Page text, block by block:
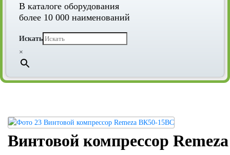
В каталоге оборудования
более 10 000 наименований
Искать
×
Винтовой компрессор Remeza